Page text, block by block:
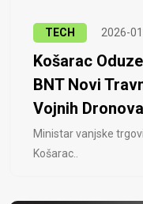
TECH 2026-
Košarac
BNT Novi
Vojnih
Ministar vanjske
Košarac..